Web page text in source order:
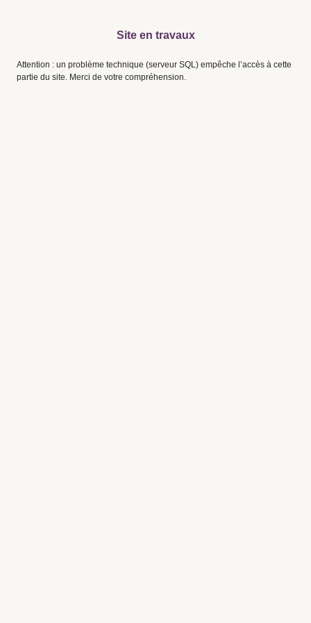
Site en travaux
Attention : un problème technique (serveur SQL) empêche l’accès à cette
partie du site. Merci de votre compréhension.